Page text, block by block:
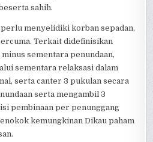
sahih.
menyelidiki korban sepadan,
Terkait didefinisikan
sementara penundaan,
sementara relaksasi dalam
serta canter 3 pukulan secara
serta mengambil 3
pembinaan per penunggang
kemungkinan Dikau paham